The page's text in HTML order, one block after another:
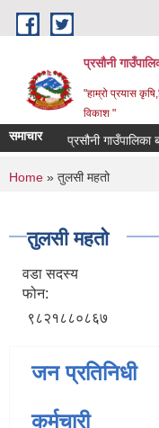
Skip to main content
प्रसौनी
"हाम्रो प्रयास
विकाश "
समाचार
प्रकाशन प्रसौनी गाउँपालिका
You are here
Home » तुलसी महतो
तुलसी महतो
वडा सदस्य
फोन:
९८२१८८०८६७
जन प्रतिनिधी
कर्मचारी